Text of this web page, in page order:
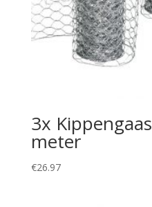
3x
meter
€26.97